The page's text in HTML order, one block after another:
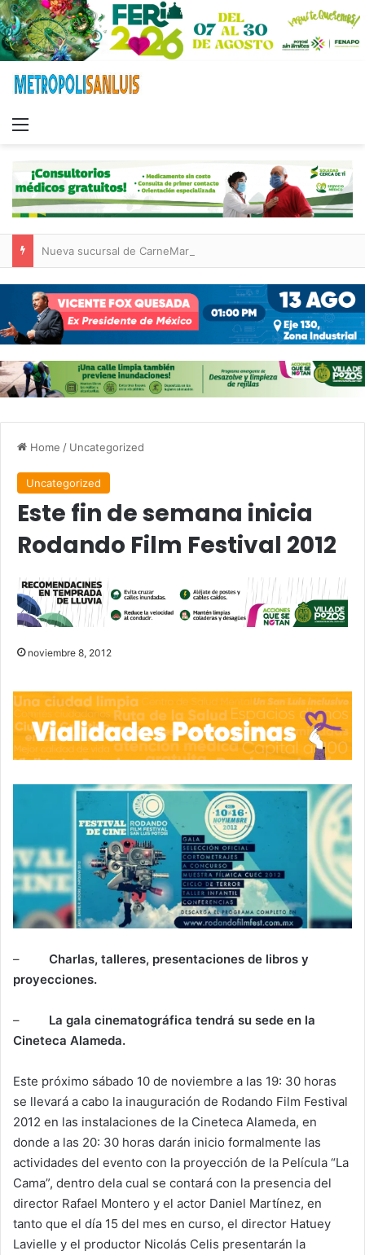
Home / Uncategorized
Uncategorized
Este fin de semana inicia
Rodando Film Festival 2012
noviembre 8, 2012
– Charlas, talleres, presentaciones de libros y
proyecciones.
– La gala cinematográfica tendrá su sede en la
Cineteca Alameda.
Este próximo sábado 10 de noviembre a las 19: 30 horas
se llevará a cabo la inauguración de Rodando Film Festival
2012 en las instalaciones de la Cineteca Alameda, en
donde a las 20: 30 horas darán inicio formalmente las
actividades del evento con la proyección de la Película “La
Cama”, dentro dela cual se contará con la presencia del
director Rafael Montero y el actor Daniel Martínez, en
tanto que el día 15 del mes en curso, el director Hatuey
Lavielle y el productor Nicolás Celis presentarán la